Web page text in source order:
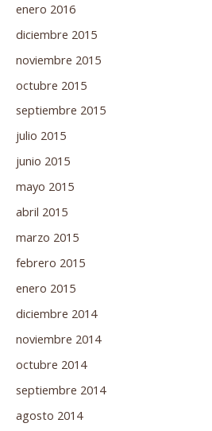
enero 2016
diciembre 2015
noviembre 2015
octubre 2015
septiembre 2015
julio 2015
junio 2015
mayo 2015
abril 2015
marzo 2015
febrero 2015
enero 2015
diciembre 2014
noviembre 2014
octubre 2014
septiembre 2014
agosto 2014